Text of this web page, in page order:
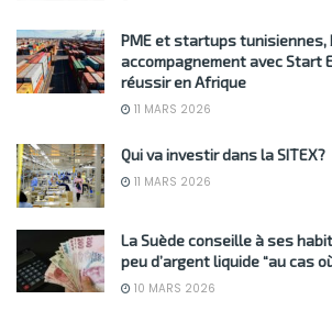
PME et startups tunisiennes,
accompagnement avec Start
réussir en Afrique
11 MARS 2026
Qui va investir dans la SITEX?
11 MARS 2026
La Suède conseille à ses
peu d’argent liquide “au cas
10 MARS 2026